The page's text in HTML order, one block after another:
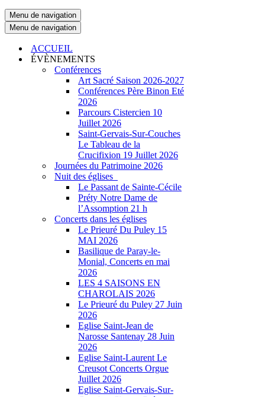
Menu de navigation
Menu de navigation
ACCUEIL
ÉVÈNEMENTS
Conférences
Art Sacré Saison 2026-2027
Conférences Père Binon Eté
2026
Parcours Cistercien 10
Juillet 2026
Saint-Gervais-Sur-Couches
Le Tableau de la
Crucifixion 19 Juillet 2026
Journées du Patrimoine 2026
Nuit des églises
Le Passant de Sainte-Cécile
Préty Notre Dame de
l’Assomption 21 h
Concerts dans les églises
Le Prieuré Du Puley 15
MAI 2026
Basilique de Paray-le-
Monial, Concerts en mai
2026
LES 4 SAISONS EN
CHAROLAIS 2026
Le Prieuré du Puley 27 Juin
2026
Eglise Saint-Jean de
Narosse Santenay 28 Juin
2026
Eglise Saint-Laurent Le
Creusot Concerts Orgue
Juillet 2026
Eglise Saint-Gervais-Sur-